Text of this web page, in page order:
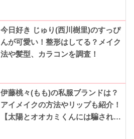
今日好き じゅり(西川樹里)のすっぴ
んが可愛い！整形はしてる？メイク
法や髪型、カラコンを調査！
伊藤桃々(もも)の私服ブランドは？
アイメイクの方法やリップも紹介！
【太陽とオオカミくんには騙されな